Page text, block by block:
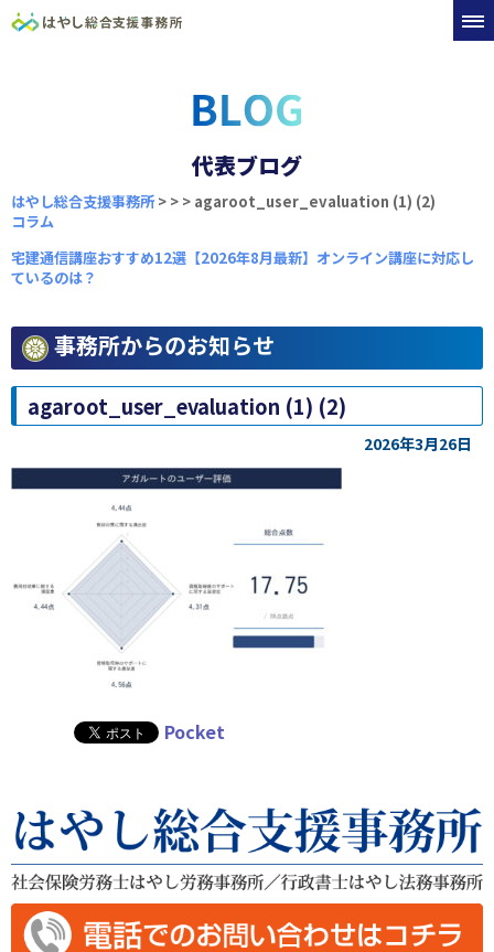
代表ブログ
はやし総合支援事務所>
コラム
>
宅建通信講座おすすめ12選【2026年8月最新】オンライン講座に対応し
ているのは？
> agaroot_user_evaluation (1) (2)
事務所からのお知らせ
agaroot_user_evaluation (1) (2)
2026年3月26日
Pocket